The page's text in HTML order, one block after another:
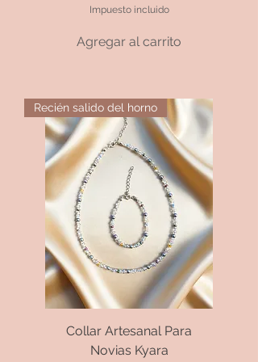
Impuesto incluido
Agregar al carrito
Recién salido del horno
Collar Artesanal Para
Novias Kyara